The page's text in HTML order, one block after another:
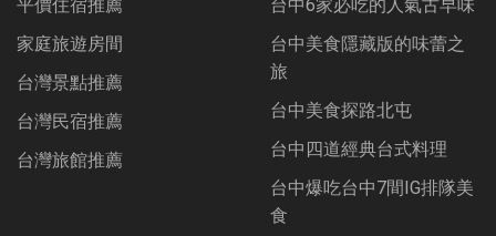
平價住宿推薦
家庭旅遊房間
台灣景點推薦
台灣民宿推薦
台灣旅館推薦
台中6家必吃的人氣古早味
台中美食隱藏版的味蕾之
旅
台中美食探路北屯
台中四道經典台式料理
台中爆吃台中7間IG排隊美
食